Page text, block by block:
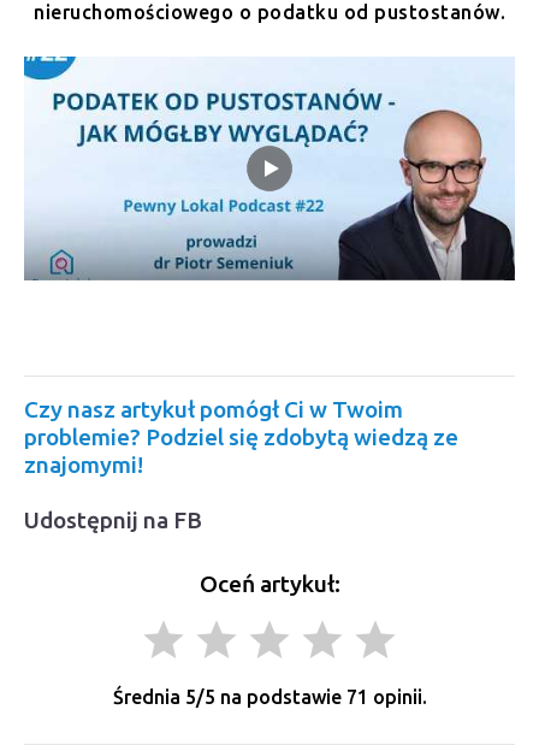
nieruchomościowego o podatku od pustostanów.
Czy nasz artykuł pomógł Ci w Twoim
problemie? Podziel się zdobytą wiedzą ze
znajomymi!
Udostępnij na FB
Oceń artykuł:
grade grade grade grade grade
Średnia 5/5 na podstawie 71 opinii.